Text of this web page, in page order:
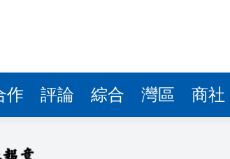
作 評論 綜合 灣區 商社
融＋」機遇
上市 去年純利增逾20%